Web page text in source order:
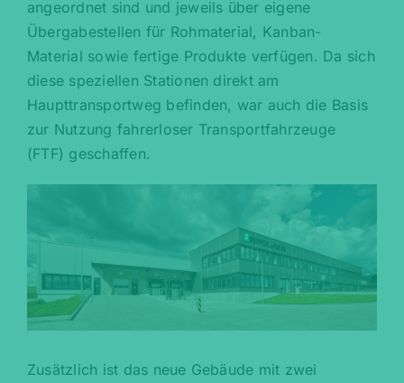
angeordnet sind und jeweils über eigene
Übergabestellen für Rohmaterial, Kanban-
Material sowie fertige Produkte verfügen. Da sich
diese speziellen Stationen direkt am
Haupttransportweg befinden, war auch die Basis
zur Nutzung fahrerloser Transportfahrzeuge
(FTF) geschaffen.
Zusätzlich ist das neue Gebäude mit zwei